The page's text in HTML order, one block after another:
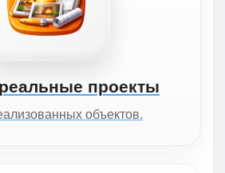
проекты
объектов.